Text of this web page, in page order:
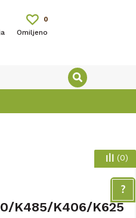
Omiljeno
0
K485/K406/K625
(0)